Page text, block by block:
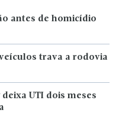
antes de homicídio
trava a rodovia
UTI dois meses